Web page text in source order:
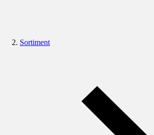
Sortiment